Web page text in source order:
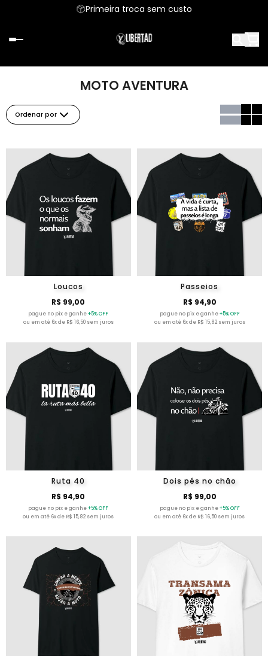
Primeira troca sem custo
MOTO AVENTURA
Ordenar por
Loucos
R$ 99,00
pague no pix e ganhe+5% OFF
ou em até 6x de R$ 16,50 sem juros
Passeios
R$ 94,90
pague no pix e ganhe+5% OFF
ou em até 6x de R$ 15,82 sem juros
Ruta 40
R$ 94,90
pague no pix e ganhe+5% OFF
ou em até 6x de R$ 15,82 sem juros
Dois pés no chão
R$ 99,00
pague no pix e ganhe+5% OFF
ou em até 6x de R$ 16,50 sem juros